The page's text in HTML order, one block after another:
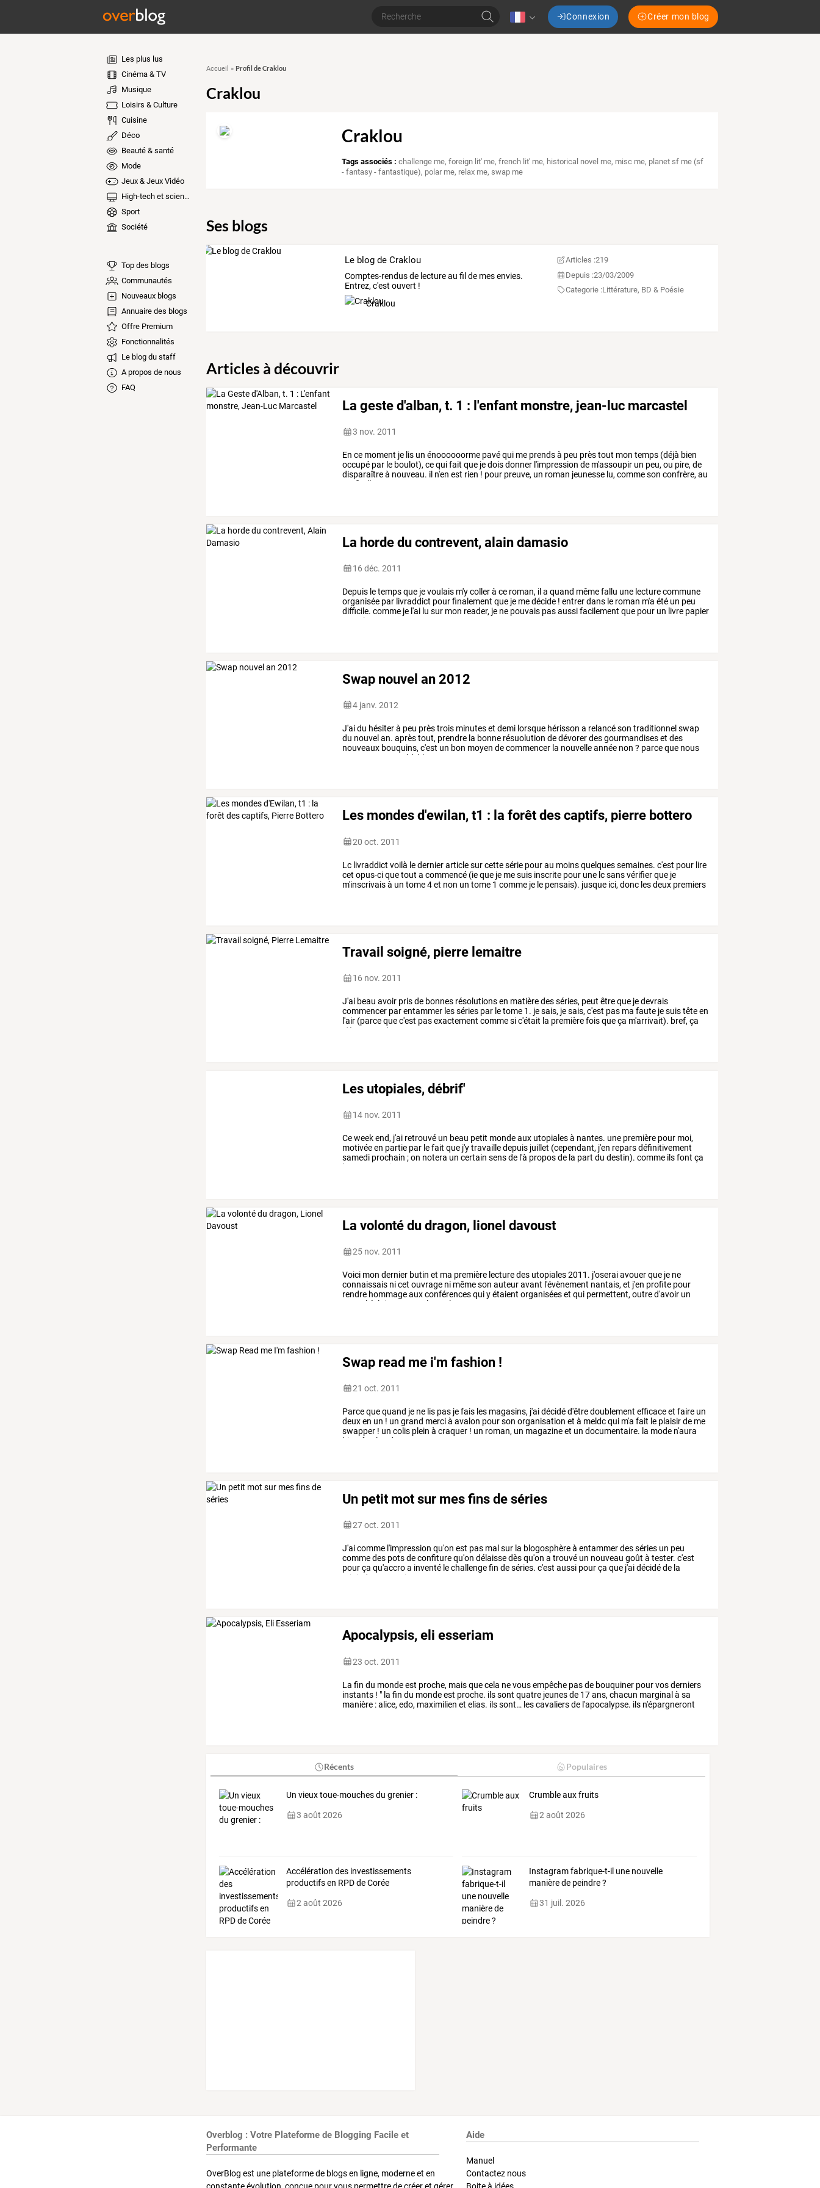
Connexion Créer mon blog
Les plus lus
Cinéma & TV
Musique
Loisirs & Culture
Cuisine
Déco
Beauté & santé
Mode
Jeux & Jeux Vidéo
High-tech et sciences
Sport
Société
Top des blogs
Communautés
Nouveaux blogs
Annuaire des blogs
Offre Premium
Fonctionnalités
Le blog du staff
A propos de nous
FAQ
Accueil » Profil de Craklou
Craklou
Craklou
Tags associés : challenge me,foreign lit' me,french lit' me, historical novel me, misc me, planet sf me (sf
- fantasy - fantastique), polar me, relax me,swap me
Ses blogs
Le blog de Craklou
Comptes-rendus de lecture au fil de mes envies.
Entrez, c'est ouvert !
Craklou
Articles :219
Depuis :23/03/2009
Categorie :Littérature, BD & Poésie
Articles à découvrir
La geste d'alban, t. 1 : l'enfant monstre, jean-luc marcastel
3 nov. 2011
En ce moment je lis un énoooooorme pavéqui me prendsà peu prèstout mon temps (déjà bien
occupé par le boulot), cequifait que jedoisdonner l'impression de m'assoupir un peu, ou pire, de
disparaîtreà nouveau. il n'en est rien ! pour preuve, un roman jeunesse lu, commeson confrère, au
profit
d'un
La horde du contrevent, alain damasio
16 déc. 2011
Depuis letempsque jevoulais m'ycollerà ce roman, il a quand mêmefallu une lecturecommune
organisée par livraddict pourfinalement que je medécide ! entrerdans le roman m'a été un peu
difficile. comme je l'ai lu sur mon reader, je ne pouvais pasaussifacilement que pour un livre papier
revenir
Swap nouvel an 2012
4 janv. 2012
J'aidu hésiterà peu prèstrois minuteset demi lorsque hérisson a relancéson traditionnel swap
du nouvel an. aprèstout, prendre la bonne résuolution dedévorerdesgourmandiseset des
nouveaux bouquins, c'est un bon moyen decommencer la nouvelleannée non ? parceque nous
commencé à bloguer
Les mondes d'ewilan, t1 : la forêt des captifs, pierre bottero
20 oct. 2011
Lc livraddict voilà ledernierarticlesurcettesérie pourau moinsquelquessemaines. c'est pour lire
cet opus-ciquetout a commencé (ieque je mesuis inscrite pour une lcsansvérifierque je
m'inscrivaisà un tome4et non un tome 1 comme je le pensais). jusque ici, donc lesdeux premiers
Travail soigné, pierre lemaitre
16 nov. 2011
J'ai beau avoir prisde bonnes résolutionsen matièredesséries, peut êtreque jedevrais
commencer parentammer lesséries par letome 1. jesais, jesais,c'est pas ma faute jesuistêteen
l'air (parcequec'est pasexactement commesic'était la premièrefoisqueça m'arrivait). bref,ça
n'étonnera
donc
Les utopiales, débrif'
14 nov. 2011
Ceweekend, j'ai retrouvé un beau petit mondeaux utopialesà nantes. une première pour moi,
motivéeen partie par lefait que j'ytravailledepuis juillet (cependant, j'en reparsdéfinitivement
samedi prochain ;on notera un certain sensde l'à proposde la part du destin). comme ilsfont ça
beaucoup
mieux
La volonté du dragon, lionel davoust
25 nov. 2011
Voici mon dernier butin et ma première lecturedes utopiales2011. j'oseraiavouerque je ne
connaissais nicet ouvrage ni mêmeson auteuravant l'évènement nantais, et j'en profite pour
rendre hommageauxconférencesquiyétaient organiséeset qui permettent, outred'avoir un
nouvel éclairage tel tel
Swap read me i'm fashion !
21 oct. 2011
Parcequequand je ne lis pas jefais les magasins, j'aidécidéd'êtredoublement efficaceet faire un
deuxen un ! un grand mercià avalon pourson organisation et à meldcqui m'a fait le plaisirde me
swapper ! un colis plein à craquer ! un roman, un magazineet un documentaire. la mode n'aura
bientôt
plus de
Un petit mot sur mes fins de séries
27 oct. 2011
J'aicomme l'impression qu'on est pas mal sur la blogosphèreà entammerdesséries un peu
commedes potsdeconfiturequ'on délaissedèsqu'on a trouvé un nouveau goût à tester. c'est
pourça qu'accroa inventé lechallengefin deséries. c'est aussi pourça que j'aidécidéde la
rejoindre.
contrairement
Apocalypsis, eli esseriam
23 oct. 2011
La fin du mondeest proche, maisquecela nevousempêche pasde bouquiner pourvosderniers
instants ! " la fin du mondeest proche. ilssont quatre jeunesde 17ans, chacun marginalà sa
manière :alice, edo, maximilien et elias. ilssont… lescavaliersde l'apocalypse. ils n'épargneront
Récents Populaires
Un vieux toue-mouches du grenier :
3 août 2026
Crumble aux fruits
2 août 2026
Accélération des investissements
productifs en RPD de Corée
2 août 2026
Instagram fabrique-t-il une nouvelle
manière de peindre ?
31 juil. 2026
Overblog : Votre Plateforme de Blogging Facile et
Performante
OverBlog est une plateforme de blogs en ligne, moderne et en
Aide
Manuel
Contactez nous